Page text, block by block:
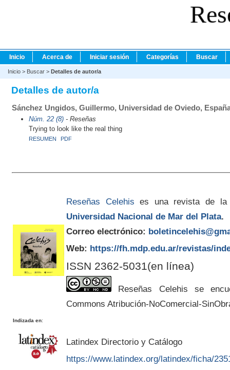
Inicio Acerca de Iniciar sesión Categorías Buscar
Inicio > Buscar > Detalles de autor/a
Detalles de autor/a
Sánchez Ungidos, Guillermo, Universidad de Oviedo,
Núm. 22 (8)- Reseñas
Trying to look like the real thing
RESUMEN PDF
Reseñas Celehis es una revista de la
Universidad Nacional de Mar del Plata.
Correo electrónico:
Web: https://fh.mdp.edu.ar/revistas/
ISSN 2362-5031(en línea)
Reseñas Celehis se
Commons Atribución-NoComercial-
Indizada en:
Latindex Directorio y Catálogo
https://www.latindex.org/latindex/ficha/